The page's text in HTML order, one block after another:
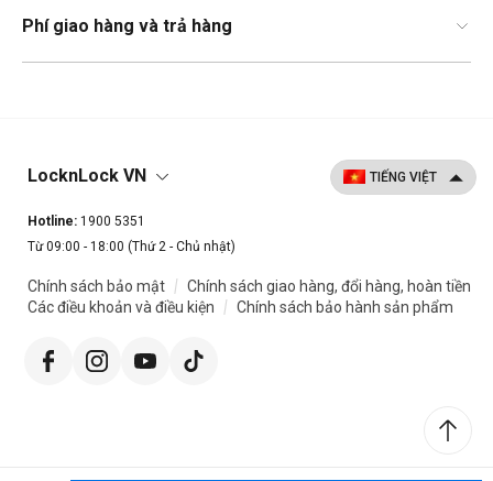
Phí giao hàng và trả hàng
LocknLock VN
Hotline: 1900 5351
Từ 09:00 - 18:00 (Thứ 2 - Chủ nhật)
Chính sách bảo mật | Chính sách giao hàng, đổi hàng, hoàn tiền
Các điều khoản và điều kiện
| Chính sách bảo hành sản phẩm